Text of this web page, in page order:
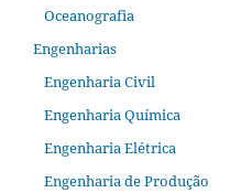
Oceanografia
Engenharias
Engenharia Civil
Engenharia Química
Engenharia Elétrica
Engenharia de Produção